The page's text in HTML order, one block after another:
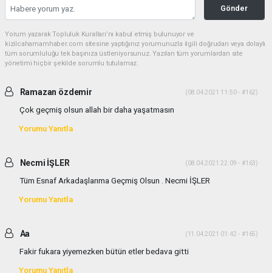
Gönder
Yorum yazarak Topluluk Kuralları’nı kabul etmiş bulunuyor ve
kizilcahamamhaber.com sitesine yaptığınız yorumunuzla ilgili doğrudan veya dolaylı
tüm sorumluluğu tek başınıza üstleniyorsunuz. Yazılan tüm yorumlardan site
yönetimi hiçbir şekilde sorumlu tutulamaz.
Ramazan özdemir (08.04.2021 11:50 - #162)
Çok geçmiş olsun allah bir daha yaşatmasın
Yorumu Yanıtla
Necmi İŞLER (08.04.2021 22:09 - #163)
Tüm Esnaf Arkadaşlarıma Geçmiş Olsun . Necmi İŞLER
Yorumu Yanıtla
Aa (11.04.2021 01:42 - #165)
Fakir fukara yiyemezken bütün etler bedava gitti
Yorumu Yanıtla